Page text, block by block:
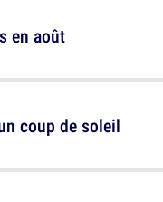
coup de soleil
en août